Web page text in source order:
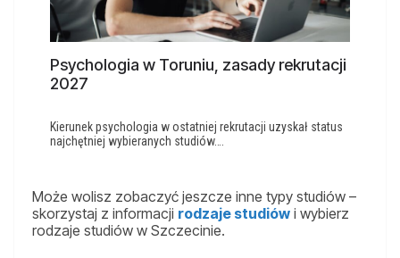
Psychologia w Toruniu, zasady rekrutacji
2027
Kierunek psychologia w ostatniej rekrutacji uzyskał status
najchętniej wybieranych studiów….
Może wolisz zobaczyć jeszcze inne typy studiów –
skorzystaj z informacji rodzaje studiów i wybierz
rodzaje studiów w Szczecinie.